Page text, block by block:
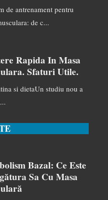
de antrenament pentru
de c...
Rapida In Masa
Sfaturi Utile.
si dietaUn studiu nou a
Bazal: Ce Este
Sa Cu Masa